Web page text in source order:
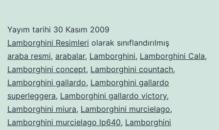
Yayım tarihi 30 Kasım 2009
Lamborghini Resimleri olarak sınıflandırılmış
araba resmi, arabalar, Lamborghini, Lamborghini Cala,
Lamborghini concept, Lamborghini countach,
Lamborghini gallardo, Lamborghini gallardo
superleggera, Lamborghini gallardo victory,
Lamborghini miura, Lamborghini murcielago,
Lamborghini murcielago lp640, Lamborghini